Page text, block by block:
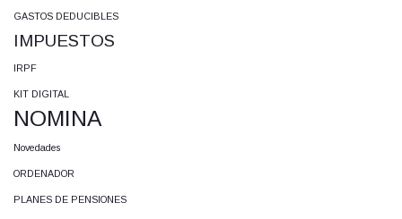
GASTOS DEDUCIBLES
IMPUESTOS
IRPF
KIT DIGITAL
NOMINA
Novedades
ORDENADOR
PLANES DE PENSIONES